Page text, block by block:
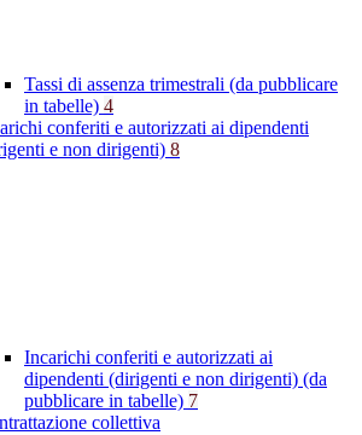
Tassi di assenza trimestrali (da pubblicare
in tabelle) 4
conferiti e autorizzati ai dipendenti
e non dirigenti) 8
Incarichi conferiti e autorizzati ai
dipendenti (dirigenti e non dirigenti) (da
pubblicare in tabelle) 7
collettiva